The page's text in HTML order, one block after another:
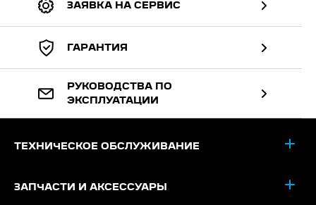
ЗАЯВКА НА СЕРВИС
ГАРАНТИЯ
РУКОВОДСТВА ПО
ЭКСПЛУАТАЦИИ
ТЕХНИЧЕСКОЕ ОБСЛУЖИВАНИЕ
ЗАПЧАСТИ И АКСЕССУАРЫ